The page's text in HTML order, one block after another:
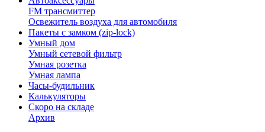
FM трансмиттер
Освежитель воздуха для автомобиля
Пакеты с замком (zip-lock)
Умный дом
Умный сетевой фильтр
Умная розетка
Умная лампа
Часы-будильник
Калькуляторы
Скоро на складе
Архив